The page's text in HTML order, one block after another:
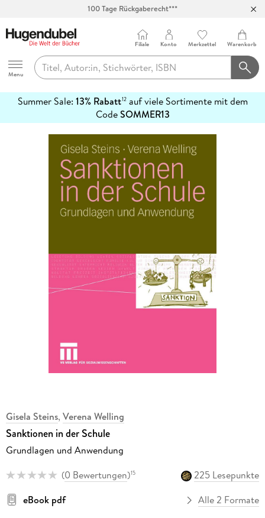
100 Tage Rückgaberecht***
Hugendubel
Menu
Filiale Konto Merkzettel Warenkorb
Summer Sale: 13% Rabatt12auf viele Sortimente mit dem
CodeSOMMER13
erfahren
Gisela Steins, Verena Welling
Sanktionen in der Schule
Grundlagen und Anwendung
(0 Bewertungen)15
225 Lesepunkte
eBook pdf
Alle 2 Formate